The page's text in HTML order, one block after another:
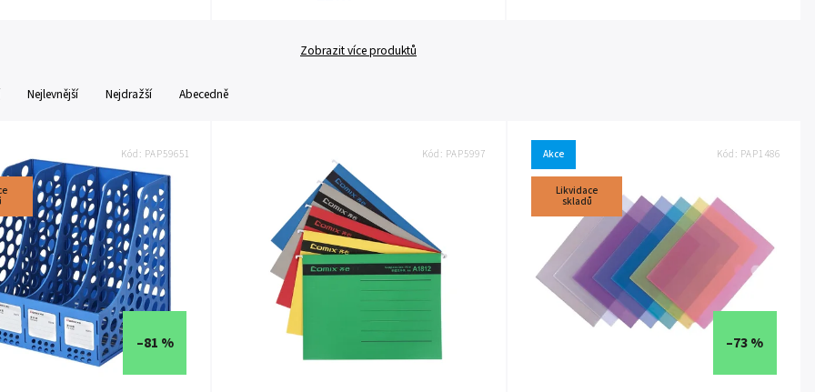
Zobrazit více produktů
Nejlevnější Nejdražší Abecedně
–81 %
Kód: PAP59651 Kód: PAP5997 Akce
Likvidace
skladů
–73 %
Kód: PAP1486